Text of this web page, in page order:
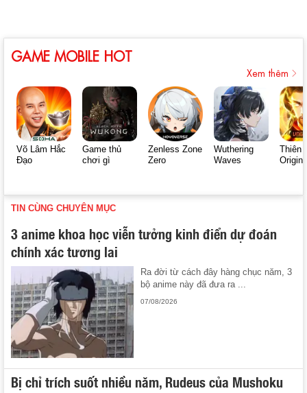
GAME MOBILE HOT
Xem thêm
Võ Lâm Hắc
Đạo
Game thủ
chơi gì
Zenless Zone
Zero
Wuthering
Waves
Thiên
Origin
TIN CÙNG CHUYÊN MỤC
3 anime khoa học viễn tưởng kinh điển dự đoán
chính xác tương lai
Ra đời từ cách đây hàng chục năm, 3
bộ anime này đã đưa ra ...
07/08/2026
Bị chỉ trích suốt nhiều năm, Rudeus của Mushoku